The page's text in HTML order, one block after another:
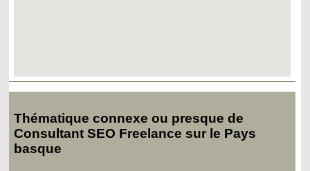
Thématique connexe ou presque de
Consultant SEO Freelance sur le Pays
basque